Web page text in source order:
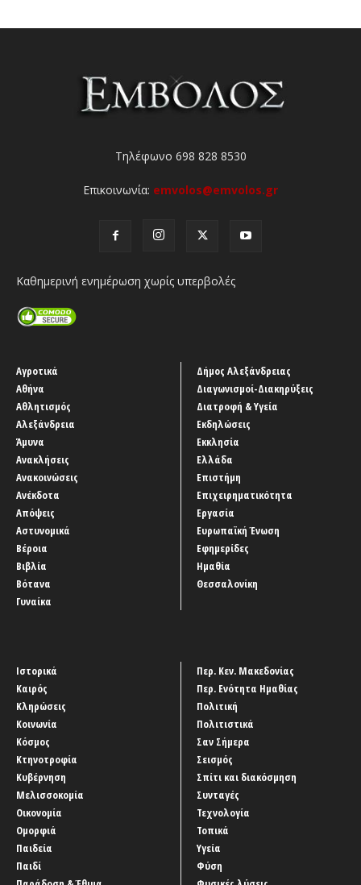
Τηλέφωνο 698 828 8530
Επικοινωνία: emvolos@emvolos.gr
Καθημερινή ενημέρωση χωρίς υπερβολές
Αγροτικά
Αθήνα
Αθλητισμός
Αλεξάνδρεια
Άμυνα
Ανακλήσεις
Ανακοινώσεις
Ανέκδοτα
Απόψεις
Αστυνομικά
Βέροια
Βιβλία
Βότανα
Γυναίκα
Δήμος Αλεξάνδρειας
Διαγωνισμοί-Διακηρύξεις
Διατροφή & Υγεία
Εκδηλώσεις
Εκκλησία
Ελλάδα
Επιστήμη
Επιχειρηματικότητα
Εργασία
Ευρωπαϊκή Ένωση
Εφημερίδες
Ημαθία
Θεσσαλονίκη
Ιστορικά
Καιρός
Κληρώσεις
Κοινωνία
Κόσμος
Κτηνοτροφία
Κυβέρνηση
Μελισσοκομία
Οικονομία
Ομορφιά
Παιδεία
Παιδί
Περ. Κεν. Μακεδονίας
Περ. Ενότητα Ημαθίας
Πολιτική
Πολιτιστικά
Σαν Σήμερα
Σεισμός
Σπίτι και διακόσμηση
Συνταγές
Τεχνολογία
Τοπικά
Υγεία
Φύση